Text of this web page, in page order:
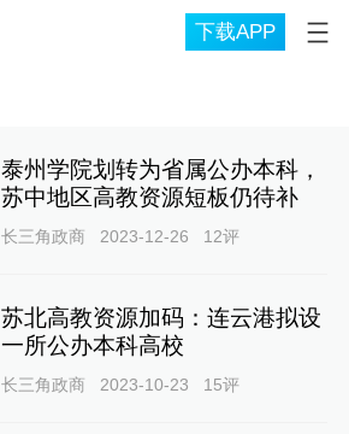
下载APP
泰州学院划转为省属公办本科，
苏中地区高教资源短板仍待补
长三角政商 2023-12-26 12评
苏北高教资源加码：连云港拟设
一所公办本科高校
长三角政商 2023-10-23 15评